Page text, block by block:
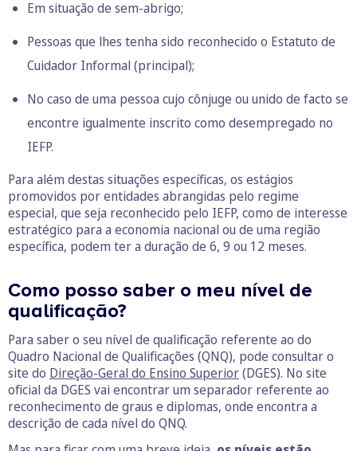
Em situação de sem-abrigo;
Pessoas que lhes tenha sido reconhecido o Estatuto de
Cuidador Informal (principal);
No caso de uma pessoa cujo cônjuge ou unido de facto se
encontre igualmente inscrito como desempregado no
IEFP.
Para além destas situações específicas, os estágios
promovidos por entidades abrangidas pelo regime
especial, que seja reconhecido pelo IEFP, como de interesse
estratégico para a economia nacional ou de uma região
específica, podem ter a duração de 6, 9 ou 12 meses.
Como posso saber o meu nível de
qualificação?
Para saber o seu nível de qualificação referente ao do
Quadro Nacional de Qualificações (QNQ), pode consultar o
site do Direção-Geral do Ensino Superior(DGES). No site
oficial da DGES vai encontrar um separador referente ao
reconhecimento de graus e diplomas, onde encontra a
descrição de cada nível do QNQ.